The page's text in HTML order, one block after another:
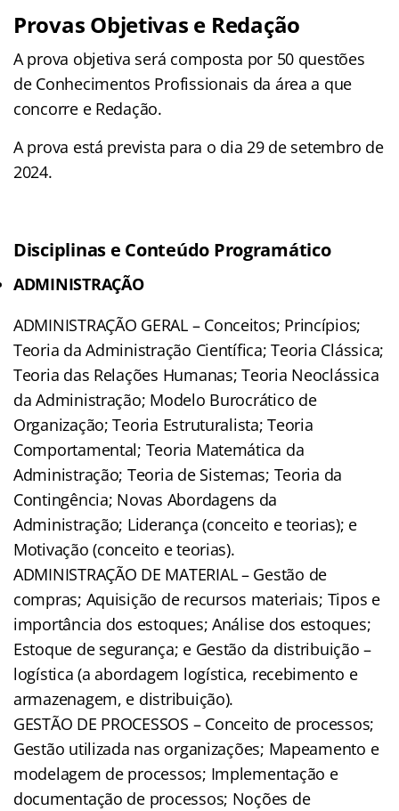
Provas Objetivas e Redação
A prova objetiva será composta por 50 questões
de Conhecimentos Profissionais da área a que
concorre e Redação.
A prova está prevista para o dia 29 de setembro de
2024.
Disciplinas e Conteúdo Programático
ADMINISTRAÇÃO
ADMINISTRAÇÃO GERAL – Conceitos; Princípios;
Teoria da Administração Científica; Teoria Clássica;
Teoria das Relações Humanas; Teoria Neoclássica
da Administração; Modelo Burocrático de
Organização; Teoria Estruturalista; Teoria
Comportamental; Teoria Matemática da
Administração; Teoria de Sistemas; Teoria da
Contingência; Novas Abordagens da
Administração; Liderança (conceito e teorias); e
Motivação (conceito e teorias).
ADMINISTRAÇÃO DE MATERIAL – Gestão de
compras; Aquisição de recursos materiais; Tipos e
importância dos estoques; Análise dos estoques;
Estoque de segurança; e Gestão da distribuição –
logística (a abordagem logística, recebimento e
armazenagem, e distribuição).
GESTÃO DE PROCESSOS – Conceito de processos;
Gestão utilizada nas organizações; Mapeamento e
modelagem de processos; Implementação e
documentação de processos; Noções de